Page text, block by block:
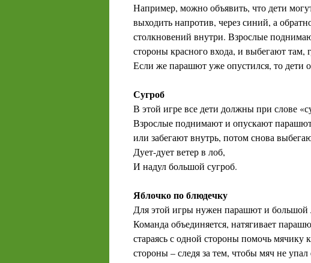
Например, можно объявить, что дети
выходить напротив, через синий, а
столкновений внутри. Взрослые
стороны красного входа, и выбегают
Если же парашют уже опустился, то дети
Сугроб
В этой игре все дети должны при слове
Взрослые поднимают и опускают
или забегают внутрь, потом снова
Дует-дует ветер в лоб,
И надул большой сугроб.
Яблочко по блюдечку
Для этой игры нужен парашют и большой
Команда объединяется, натягивает
стараясь с одной стороны помочь мячику
стороны – следя за тем, чтобы мяч не